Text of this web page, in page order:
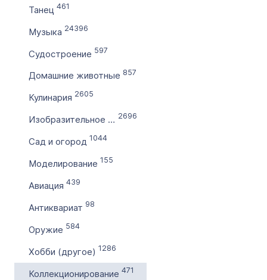
Цена домена в ₽
от
до
Без цены
Количество символов
с
по
Дополнительные условия
Словарное слово в домене
Танец 461
Музыка 24396
Судостроение 597
Домашние животные 857
Кулинария 2605
Изобразительное искусство 2696
Сад и огород 1044
Моделирование 155
Авиация 439
Антиквариат 98
Оружие 584
Хобби (другое) 1286
Коллекционирование 471